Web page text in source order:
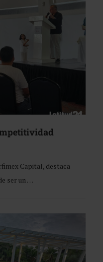
Capital, destaca
ser un …